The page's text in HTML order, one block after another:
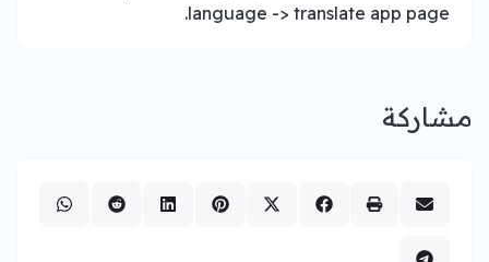
language -> translate app page.
مشاركة